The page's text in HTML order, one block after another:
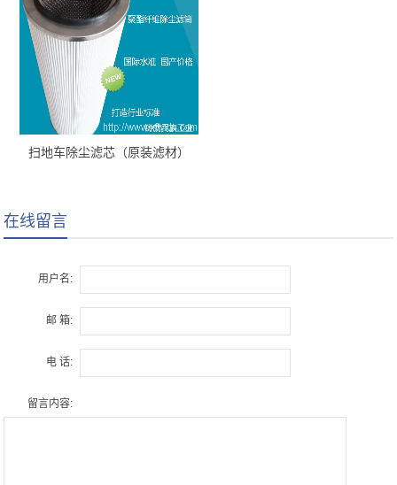
扫地车除尘滤芯（原装滤材）
在线留言
用户名:
邮 箱:
电 话:
留言内容: